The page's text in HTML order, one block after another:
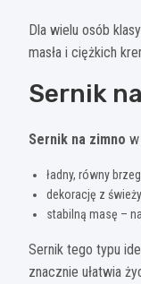
Dla wielu osób
masła i ciężkich
Sernik
Sernik na zimno
ładny, równy
dekorację z
stabilną masę –
Sernik tego typu
znacznie ułatwia